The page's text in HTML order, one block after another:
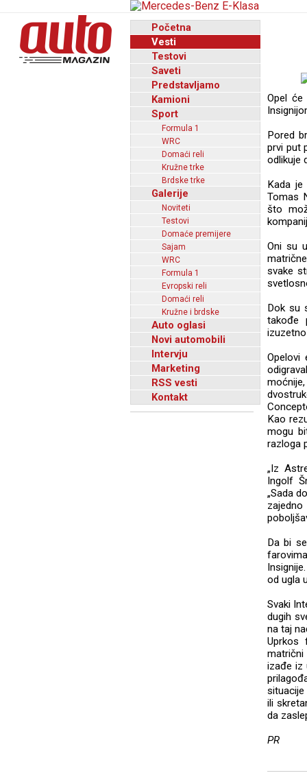
Početna
Vesti
Testovi
Saveti
Predstavljamo
Kamioni
Sport
Formula 1
WRC
Domaći reli
Kružne trke
Brdske trke
Galerije
Noviteti
Testovi
Domaće premijere
Sajam
WRC
Formula 1
Evropski reli
Domaći reli
Kružne i brdske
Auto oglasi
Novi automobili
Intervju
Marketing
RSS vesti
Kontakt
Opel
Pored
prvi put
odlikuje
Kada
Tomas
što
Oni su
svake
Dok su
takođe
Opelovi
Kao
mogu
razloga
„Iz
Ingolf
„Sada
Da bi
od ugla
Svaki
dugih
na taj
Uprkos
matrični
izađe iz
situacije
ili
da
PR